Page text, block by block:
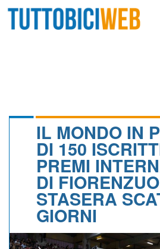
CALENDARIO
ALBI D'ORO
IL MONDO IN
DI 150
PREMI
DI
STASERA
GIORNI